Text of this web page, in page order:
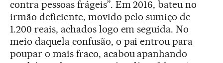
contra pessoas frágeis”. Em 2016, bateu no
irmão deficiente, movido pelo sumiço de
1.200 reais, achados logo em seguida. No
meio daquela confusão, o pai entrou para
poupar o mais fraco, acabou apanhando